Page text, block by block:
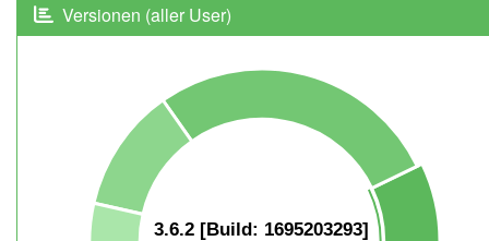
Versionen (aller User)
3.6.2 [Build: 1695203293]